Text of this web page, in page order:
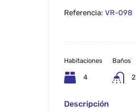
Referencia: VR-098
Habitaciones
4
Baños
2
Descripción